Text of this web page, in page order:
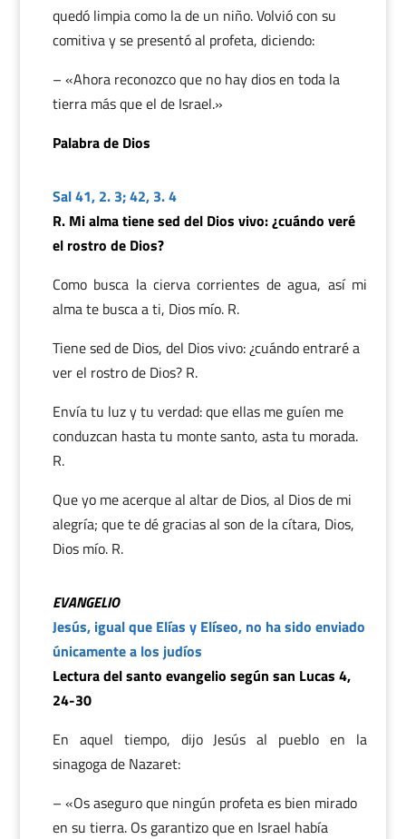
quedó limpia como la de un niño. Volvió con su
comitiva y se presentó al profeta, diciendo:
– «Ahora reconozco que no hay dios en toda la
tierra más que el de Israel.»
Palabra de Dios
Sal 41, 2. 3; 42, 3. 4
R. Mi alma tiene sed del Dios vivo: ¿cuándo veré
el rostro de Dios?
Como busca la cierva corrientes de agua, así mi
alma te busca a ti, Dios mío. R.
Tiene sed de Dios, del Dios vivo: ¿cuándo entraré a
ver el rostro de Dios? R.
Envía tu luz y tu verdad: que ellas me guíen me
conduzcan hasta tu monte santo, asta tu morada.
R.
Que yo me acerque al altar de Dios, al Dios de mi
alegría; que te dé gracias al son de la cítara, Dios,
Dios mío. R.
EVANGELIO
Jesús, igual que Elías y Elíseo, no ha sido enviado
únicamente a los judíos
Lectura del santo evangelio según san Lucas 4,
24-30
En aquel tiempo, dijo Jesús al pueblo en la
sinagoga de Nazaret:
– «Os aseguro que ningún profeta es bien mirado
en su tierra. Os garantizo que en Israel había